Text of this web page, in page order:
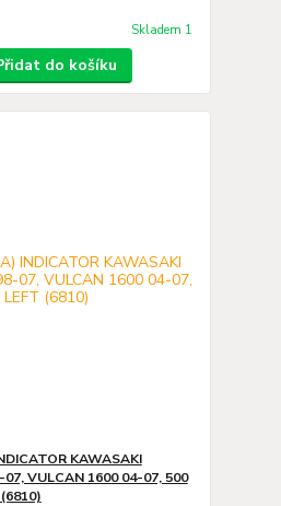
Skladem 1
do košíku
KAWASAKI
07, VULCAN 1600 04-07, 500